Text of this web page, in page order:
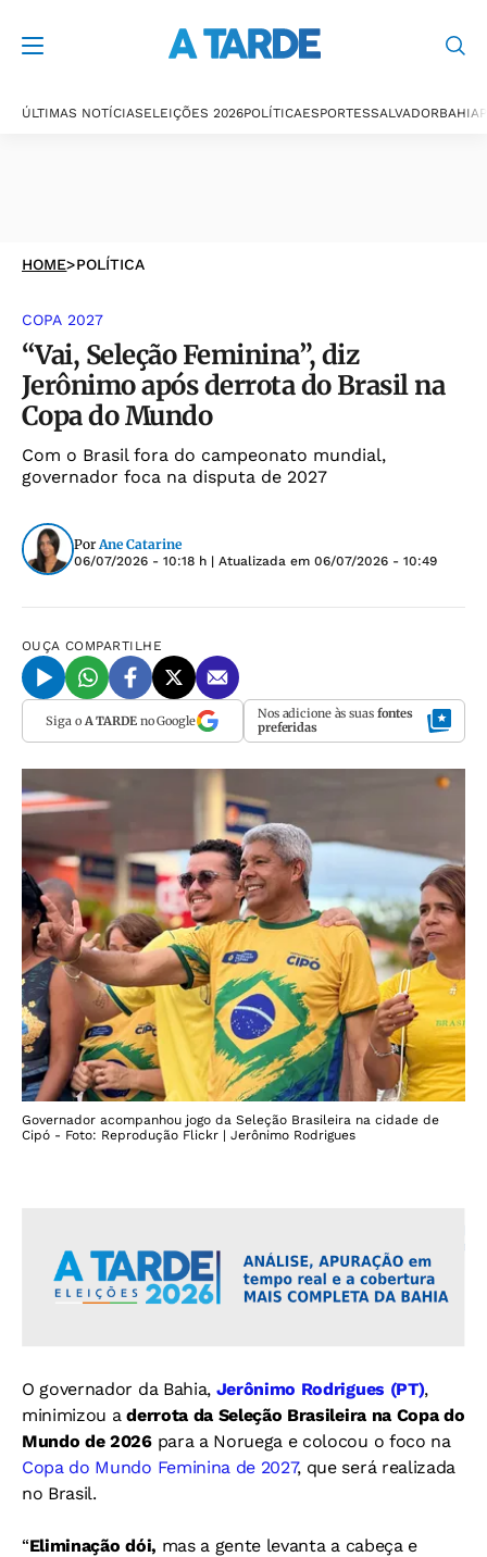
ÚLTIMAS NOTÍCIASELEIÇÕES 2026POLÍTICAESPORTESSALVADORBAHIA
HOME>POLÍTICA
COPA 2027
“Vai, Seleção Feminina”, diz
Jerônimo após derrota do Brasil na
Copa do Mundo
Com o Brasil fora do campeonato mundial,
governador foca na disputa de 2027
Por Ane Catarine
06/07/2026 - 10:18 h | Atualizada em 06/07/2026 - 10:49
OUÇA COMPARTILHE
Siga o A TARDEno Google Nos adicione às suas fontes
preferidas
Governador acompanhou jogo da Seleção Brasileira na cidade de
Cipó - Foto: Reprodução Flickr | Jerônimo Rodrigues
O governador da Bahia, Jerônimo Rodrigues (PT),
minimizou aderrota da Seleção Brasileira na Copa do
Mundo de 2026para a Noruega e colocou o foco na
Copa do Mundo Feminina de 2027, que será realizada
no Brasil.
“Eliminação dói, mas a gente levanta a cabeça e